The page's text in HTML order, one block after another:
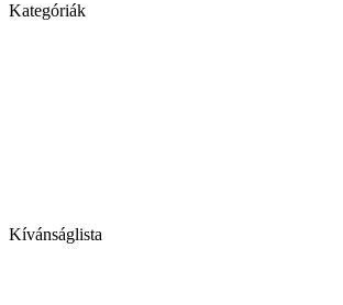
Kategóriák
Kívánságlista